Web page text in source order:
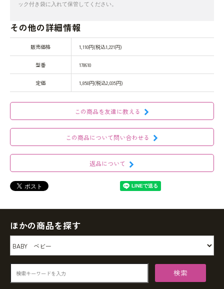
ック付き袋に入れて保管してください。
その他の詳細情報
販売価格 1,110円(税込1,221円)
型番 178610
定価 1,850円(税込2,035円)
この商品を友達に教える
この商品について問い合わせる
返品について
ほかの商品を探す
検索